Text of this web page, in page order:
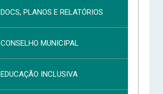
DOCS, PLANOS E RELATÓRIOS
CONSELHO MUNICIPAL
EDUCAÇÃO INCLUSIVA